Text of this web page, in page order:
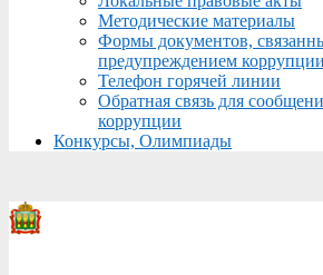
Методические материалы
Формы документов,
предупреждением
Телефон горячей линии
Обратная связь для
коррупции
Конкурсы, Олимпиады